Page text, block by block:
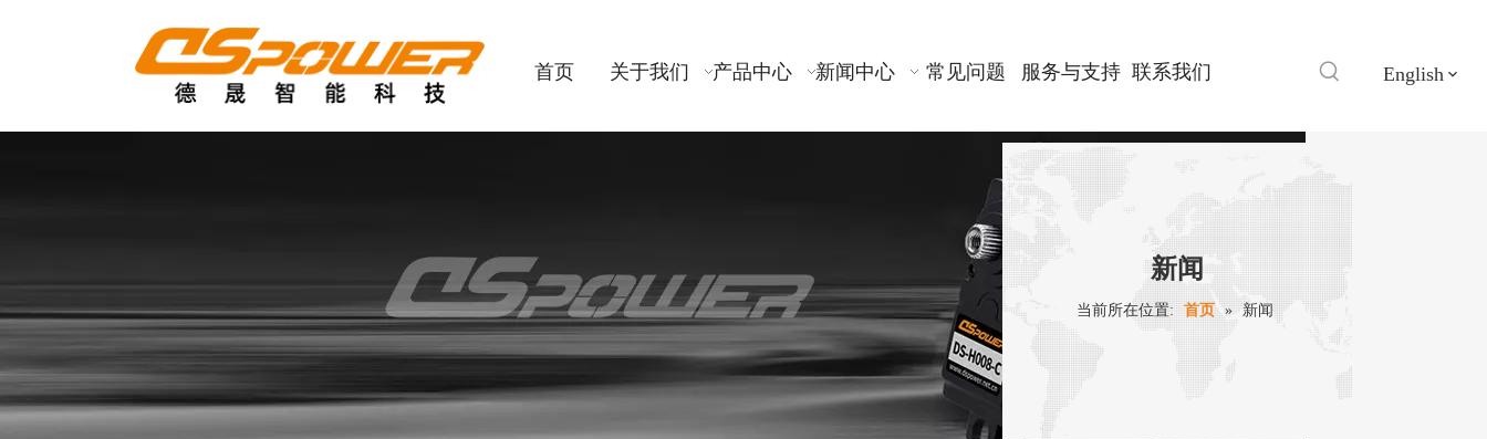
首页 关于我们 产品中心 新闻中心 常见问题 服务与支持 联系我们 English
新闻
当前所在位置: 首页 » 新闻